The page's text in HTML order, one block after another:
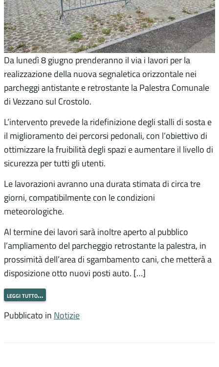
Da lunedì 8 giugno prenderanno il via i lavori per la
realizzazione della nuova segnaletica orizzontale nei
parcheggi antistante e retrostante la Palestra Comunale
di Vezzano sul Crostolo.
L’intervento prevede la ridefinizione degli stalli di sosta e
il miglioramento dei percorsi pedonali, con l’obiettivo di
ottimizzare la fruibilità degli spazi e aumentare il livello di
sicurezza per tutti gli utenti.
Le lavorazioni avranno una durata stimata di circa tre
giorni, compatibilmente con le condizioni
meteorologiche.
Al termine dei lavori sarà inoltre aperto al pubblico
l’ampliamento del parcheggio retrostante la palestra, in
prossimità dell’area di sgambamento cani, che metterà a
disposizione otto nuovi posti auto. […]
leggi tutto…
Pubblicato in Notizie